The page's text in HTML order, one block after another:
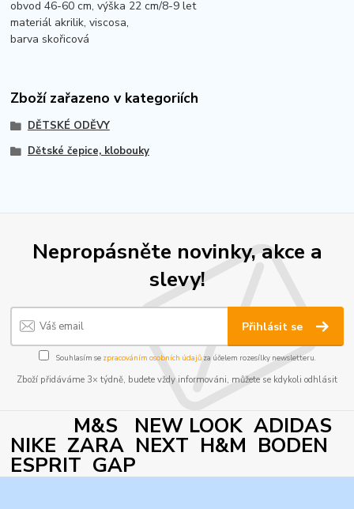
obvod 46-60 cm, výška 22 cm/8-9 let
materiál akrilik, viscosa,
barva skořicová
Zboží zařazeno v kategoriích
DĚTSKÉ ODĚVY
Dětské čepice, klobouky
Nepropásněte novinky, akce a
slevy!
Přihlásit se
Souhlasím se zpracováním osobních údajůza účelem rozesílky newsletteru.
Zboží přidáváme 3× týdně, budete vždy informováni, můžete se kdykoli odhlásit
M&S NEW LOOK ADIDAS
NIKE ZARA NEXT H&M BODEN
ESPRIT GAP